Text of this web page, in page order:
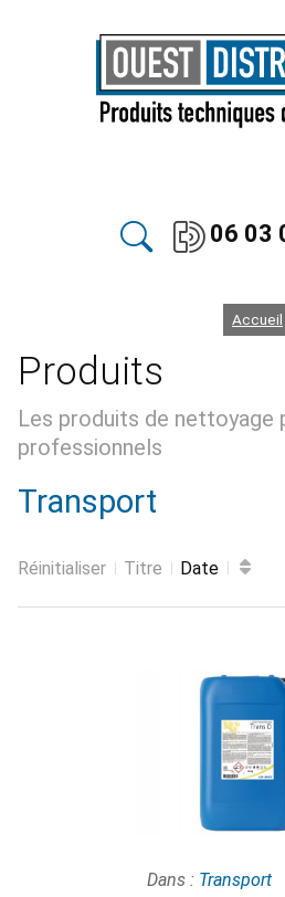
06 03
Accueil
Produits
Les produits de nettoyage
professionnels
Transport
Réinitialiser Titre Date
Dans : Transport